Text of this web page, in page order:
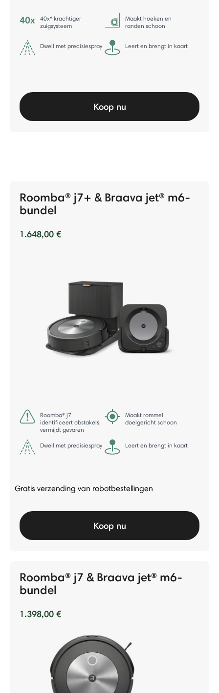
40x* krachtiger
zuigsysteem
Maakt hoeken en
randen schoon
Dweil met precisiespray Leert en brengt in kaart
Koop nu
Roomba® j7+ & Braava jet® m6-
bundel
1.648,00 €
Roomba® j7
identificeert obstakels,
vermijdt gevaren
Maakt rommel
doelgericht schoon
Dweil met precisiespray Leert en brengt in kaart
Gratis verzending van robotbestellingen
Koop nu
Roomba® j7 & Braava jet® m6-
bundel
1.398,00 €